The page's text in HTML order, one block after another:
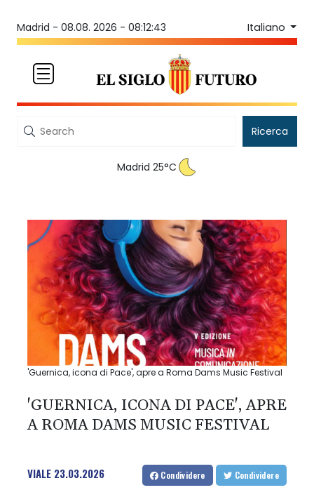
Madrid - 08.08. 2026 - 08:12:43 Italiano
Ricerca
Madrid 25°C
'Guernica, icona di Pace', apre a Roma Dams Music Festival
'GUERNICA, ICONA DI PACE', APRE
A ROMA DAMS MUSIC FESTIVAL
VIALE 23.03.2026 Condividere Condividere